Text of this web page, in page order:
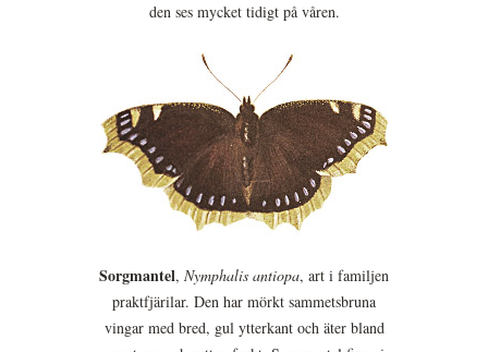
den ses mycket tidigt på våren.
Sorgmantel, Nymphalis antiopa, art i familjen
praktfjärilar. Den har mörkt sammetsbruna
vingar med bred, gul ytterkant och äter bland